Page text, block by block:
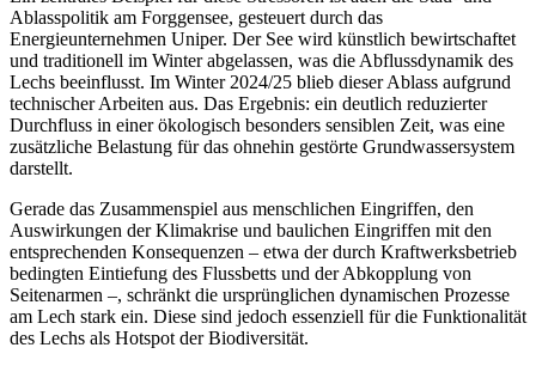
Ablasspolitik am Forggensee, gesteuert durch das
Energieunternehmen Uniper. Der See wird künstlich bewirtschaftet
und traditionell im Winter abgelassen, was die Abflussdynamik des
Lechs beeinflusst. Im Winter 2024/25 blieb dieser Ablass aufgrund
technischer Arbeiten aus. Das Ergebnis: ein deutlich reduzierter
Durchfluss in einer ökologisch besonders sensiblen Zeit, was eine
zusätzliche Belastung für das ohnehin gestörte Grundwassersystem
darstellt.
Gerade das Zusammenspiel aus menschlichen Eingriffen, den
Auswirkungen der Klimakrise und baulichen Eingriffen mit den
entsprechenden Konsequenzen – etwa der durch Kraftwerksbetrieb
bedingten Eintiefung des Flussbetts und der Abkopplung von
Seitenarmen –, schränkt die ursprünglichen dynamischen Prozesse
am Lech stark ein. Diese sind jedoch essenziell für die Funktionalität
des Lechs als Hotspot der Biodiversität.